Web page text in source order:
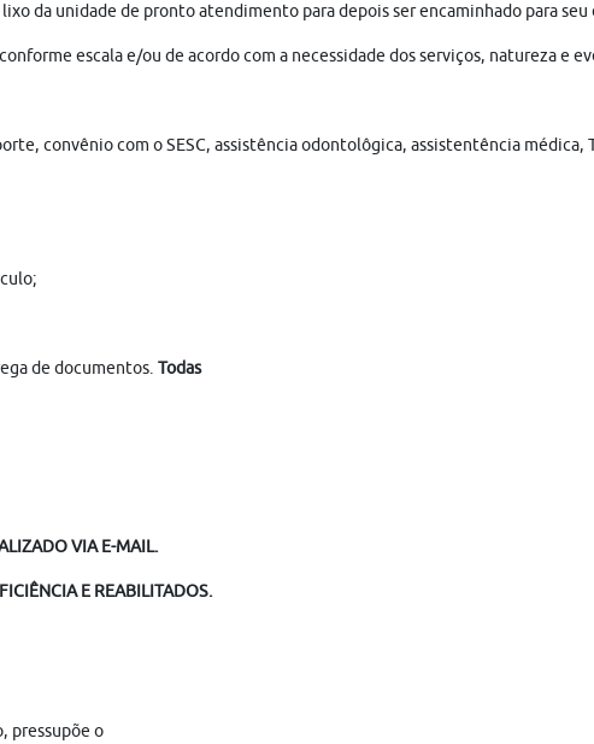
da unidade de pronto atendimento para depois ser encaminhado para
escala e/ou de acordo com a necessidade dos serviços, natureza e
convênio com o SESC, assistência odontolôgica, assistentência médica,
de documentos. Todas
VIA E-MAIL.
E REABILITADOS.
pressupõe o